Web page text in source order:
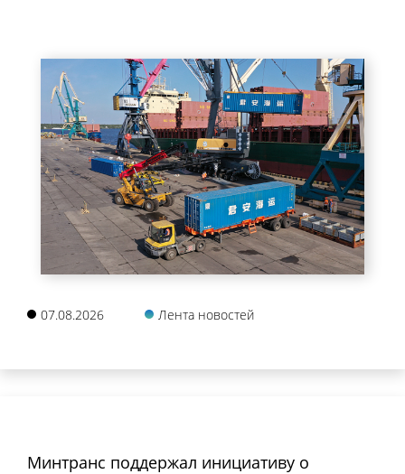
07.08.2026 Лента новостей
Минтранс поддержал инициативу о